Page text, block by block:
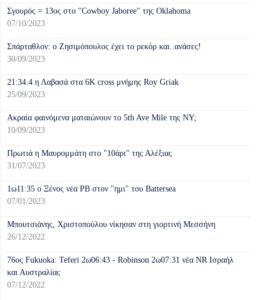
Σγουρός = 13ος στο "Cowboy Jaboree" της Oklahoma
07/10/2023
Σπάρταθλον: o Ζησιμόπουλος έχει το ρεκόρ και..ανάσες!
30/09/2023
21:34.4 η Λαβασά στα 6Κ cross μνήμης Roy Griak
25/09/2023
Ακραία φαινόμενα ματαιώνουν το 5th Ave Mile της NY;
10/09/2023
Πρωτιά η Μαυρομμάτη στο "10άρι" της Αλέξιας
31/07/2023
1ω11:35 ο Ξένος νέα PΒ στον "ημι" του Battersea
07/01/2023
Μπουτσιάνης, Χριστοπούλου νίκησαν στη γιορτινή Μεσσήνη
26/12/2022
76ος Fukuoka: Teferi 2ω06:43 - Robinson 2ω07:31 νέα NR Ισραήλ
και Αυστραλίας
07/12/2022